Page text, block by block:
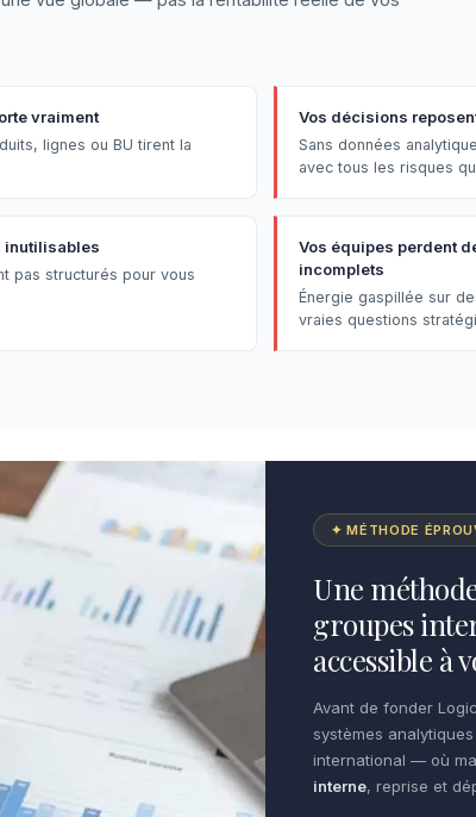
vraiment
lignes ou BU tirent la
Vos décisions
Sans données
avec tous les risques
inutilisables
pas structurés pour vous
Vos équipes perdent
incomplets
Énergie gaspillée sur
vraies questions
✦ MÉTHODE
Une
groupes
accessible à
Avant de fonder
systèmes
international — où
interne, reprise et